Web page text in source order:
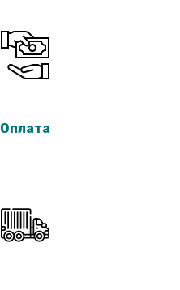
Оплата